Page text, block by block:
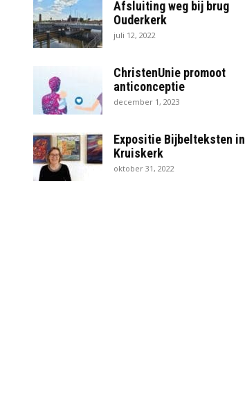
Afsluiting weg bij brug
Ouderkerk
juli 12, 2022
ChristenUnie promoot
anticonceptie
december 1, 2023
Expositie Bijbelteksten in
Kruiskerk
oktober 31, 2022